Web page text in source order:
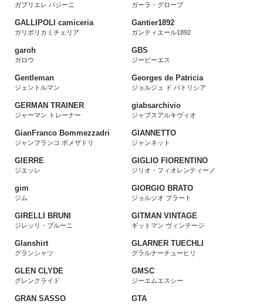
ガブリエレ パジーニ ガーラ・グローブ
GALLIPOLI camiceria
ガリポリカミチェリア
Gantier1892
ガンティエール1892
garoh
ガロウ
GBS
ジービーエス
Gentleman
ジェントルマン
Georges de Patricia
ジョルジュ ド パトリシア
GERMAN TRAINER
ジャーマン トレーナー
giabsarchivio
ジャブスアルキヴィオ
GianFranco Bommezzadri
ジャンフランコ ボメザドリ
GIANNETTO
ジャンネット
GIERRE
ジエッレ
GIGLIO FIORENTINO
ジリオ・フィオレンティーノ
gim
ジム
GIORGIO BRATO
ジョルジオ ブラート
GIRELLI BRUNI
ジレッリ・ブルーニ
GITMAN VINTAGE
ギットマン ヴィンテージ
Glanshirt
グランシャツ
GLARNER TUECHLI
グラルナーチューヒリ
GLEN CLYDE
グレンクライド
GMSC
ジーエムエスシー
GRAN SASSO GTA